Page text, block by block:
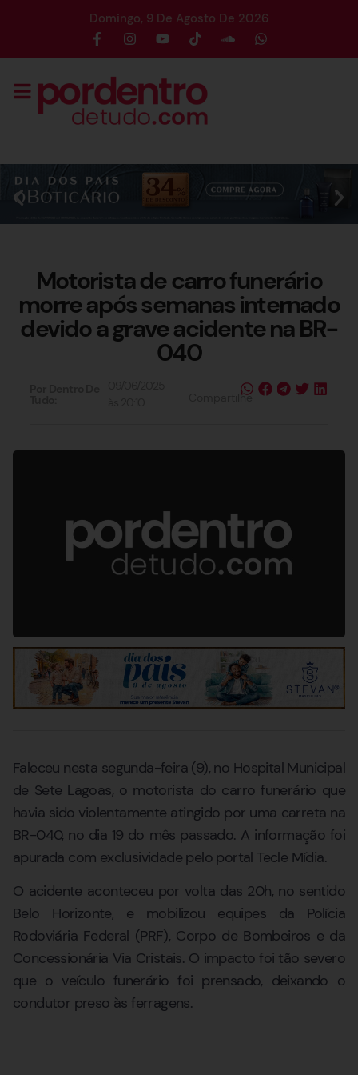
Domingo, 9 De Agosto De 2026
Motorista de carro funerário
morre após semanas internado
devido a grave acidente na BR-
040
Compartilhe
Faleceu nesta segunda-feira (9), no Hospital Municipal
de Sete Lagoas, o motorista do carro funerário que
havia sido violentamente atingido por uma carreta na
BR-040, no dia 19 do mês passado. A informação foi
apurada com exclusividade pelo portal Tecle Mídia.
O acidente aconteceu por volta das 20h, no sentido
Belo Horizonte, e mobilizou equipes da Polícia
Rodoviária Federal (PRF), Corpo de Bombeiros e da
Concessionária Via Cristais. O impacto foi tão severo
que o veículo funerário foi prensado, deixando o
condutor preso às ferragens.